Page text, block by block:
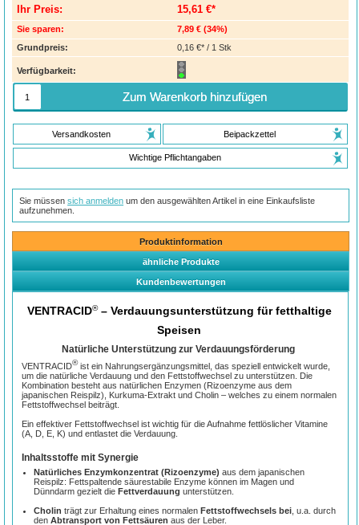
Ihr Preis: 15,61 €*
Sie sparen: 7,89 € (34%)
Grundpreis:
0,16 €* / 1 Stk
Verfügbarkeit:
Zum Warenkorb hinzufügen
Versandkosten Beipackzettel
Wichtige Pflichtangaben
Sie müssensich anmelden um den ausgewählten Artikel in eine Einkaufsliste
aufzunehmen.
Produktinformation
ähnliche Produkte
Kundenbewertungen
VENTRACID®– Verdauungsunterstützung für fetthaltige
Speisen
Natürliche Unterstützung zur Verdauungsförderung
VENTRACID®ist ein Nahrungsergänzungsmittel, das speziell entwickelt wurde,
um die natürliche Verdauung und den Fettstoffwechsel zu unterstützen. Die
Kombination besteht aus natürlichen Enzymen (Rizoenzyme aus dem
japanischen Reispilz), Kurkuma-Extrakt und Cholin – welches zu einem normalen
Fettstoffwechsel beiträgt.
Ein effektiver Fettstoffwechsel ist wichtig für die Aufnahme fettlöslicher Vitamine
(A, D, E, K) und entlastet die Verdauung.
Inhaltsstoffe mit Synergie
Natürliches Enzymkonzentrat (Rizoenzyme) aus dem japanischen
Reispilz: Fettspaltende säurestabile Enzyme können im Magen und
Dünndarm gezielt dieFettverdauungunterstützen.
Cholin trägt zur Erhaltung eines normalenFettstoffwechsels bei , u.a. durch
denAbtransport von Fettsäuren aus der Leber.